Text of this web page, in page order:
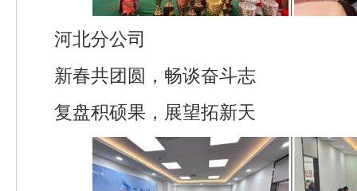
河北分公司
新春共团圆，畅谈奋斗志
复盘积硕果，展望拓新天